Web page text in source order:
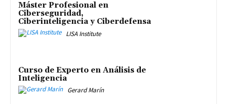
Máster Profesional en
Ciberseguridad,
Ciberinteligencia y Ciberdefensa
LISA Institute
Curso de Experto en Análisis de
Inteligencia
Gerard Marín